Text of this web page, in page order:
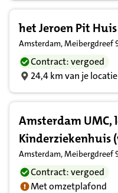
het Jeroen Pit
Amsterdam, Meibergdreef
Contract: vergoed
24,4 km van je locatie
Amsterdam UMC,
Kinderziekenhuis
Amsterdam, Meibergdreef
Contract: vergoed
Met omzetplafond